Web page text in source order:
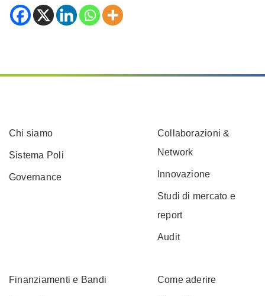
Chi siamo
Sistema Poli
Governance
Collaborazioni &
Network
Innovazione
Studi di mercato e
report
Audit
Finanziamenti e Bandi Come aderire